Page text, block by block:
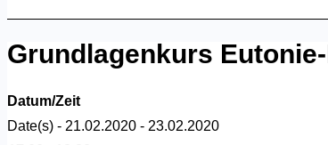
Grundlagenkurs
Datum/Zeit
Date(s) - 21.02.2020 - 23.02.2020